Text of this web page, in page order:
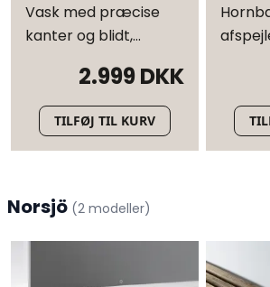
Vask med præcise
kanter og blidt,
2.999 DKK
TILFØJ TIL KURV
Norsjö (2 modeller)